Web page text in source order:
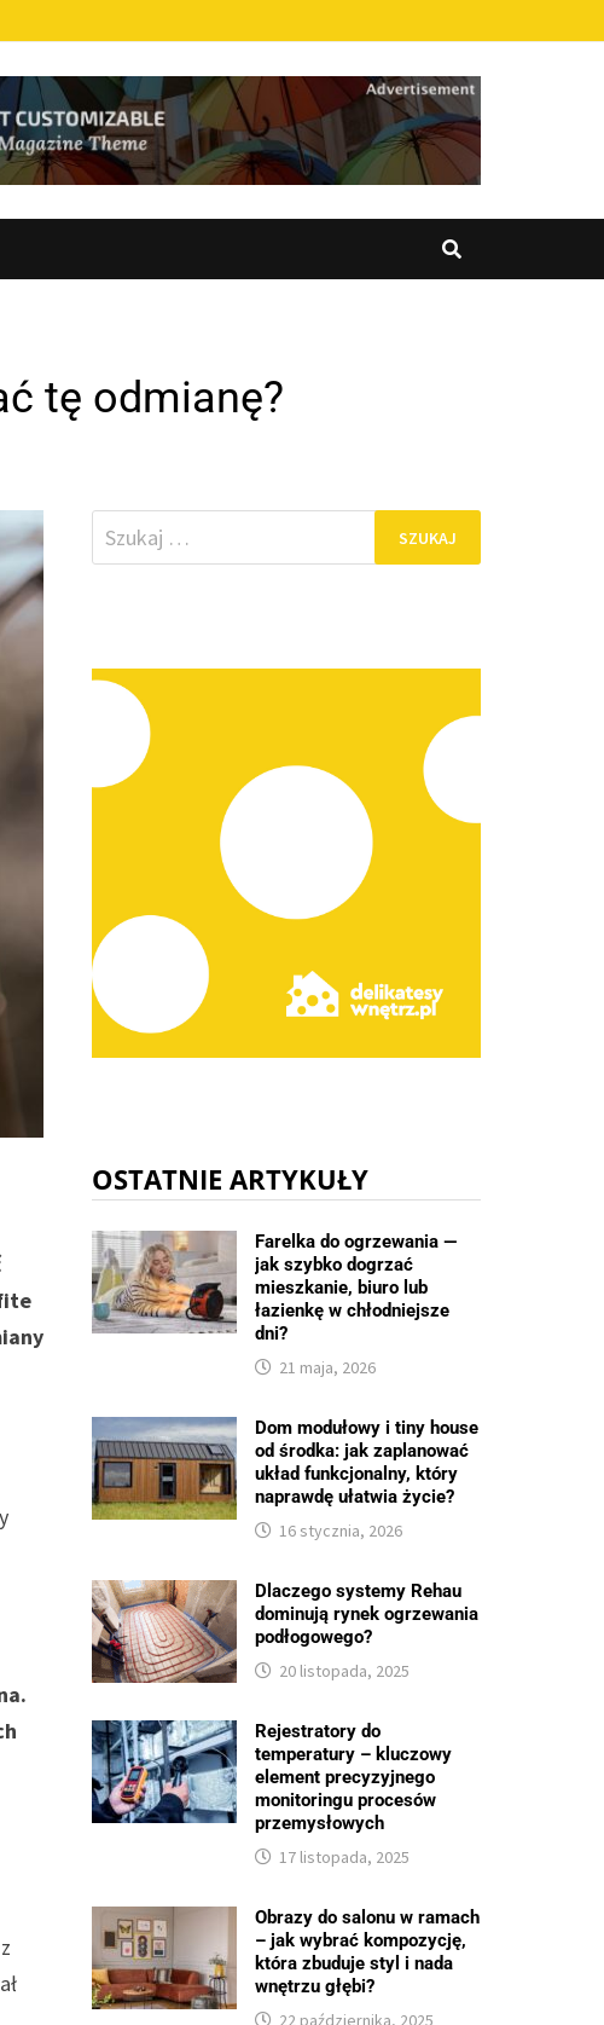
tę odmianę?
Szukaj:
OSTATNIE ARTYKUŁY
Farelka do ogrzewania —
jak szybko dogrzać
mieszkanie, biuro lub
łazienkę w chłodniejsze
dni?
21 maja, 2026
Dom modułowy i tiny house
od środka: jak zaplanować
układ funkcjonalny, który
naprawdę ułatwia życie?
16 stycznia, 2026
Dlaczego systemy Rehau
dominują rynek ogrzewania
podłogowego?
20 listopada, 2025
Rejestratory do
temperatury – kluczowy
element precyzyjnego
monitoringu procesów
przemysłowych
17 listopada, 2025
Obrazy do salonu w ramach
– jak wybrać kompozycję,
która zbuduje styl i nada
wnętrzu głębi?
22 października, 2025